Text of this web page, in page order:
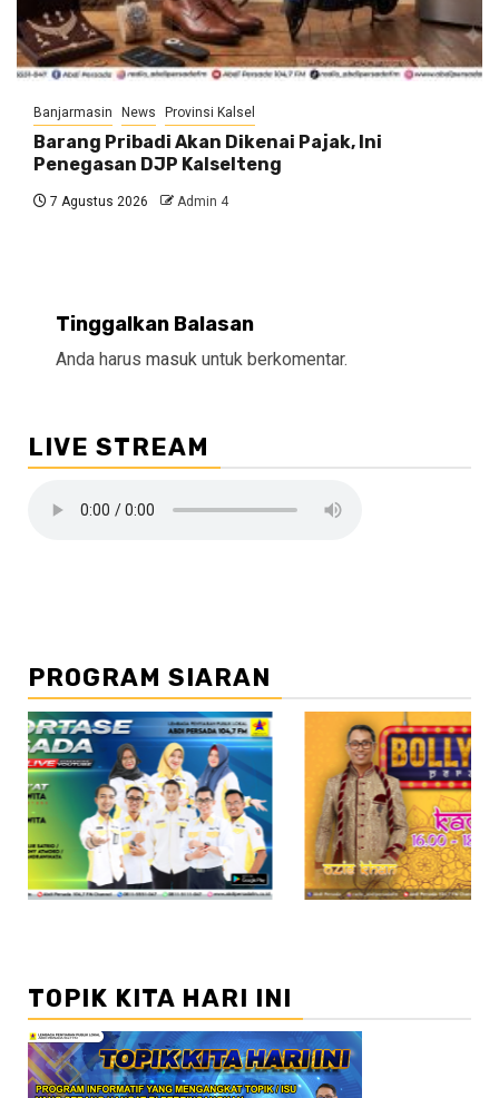
Banjarmasin News Provinsi Kalsel
Barang Pribadi Akan Dikenai Pajak, Ini
Penegasan DJP Kalselteng
7 Agustus 2026 Admin 4
Tinggalkan Balasan
Anda harus masuk untuk berkomentar.
LIVE STREAM
PROGRAM SIARAN
//2
TOPIK KITA HARI INI